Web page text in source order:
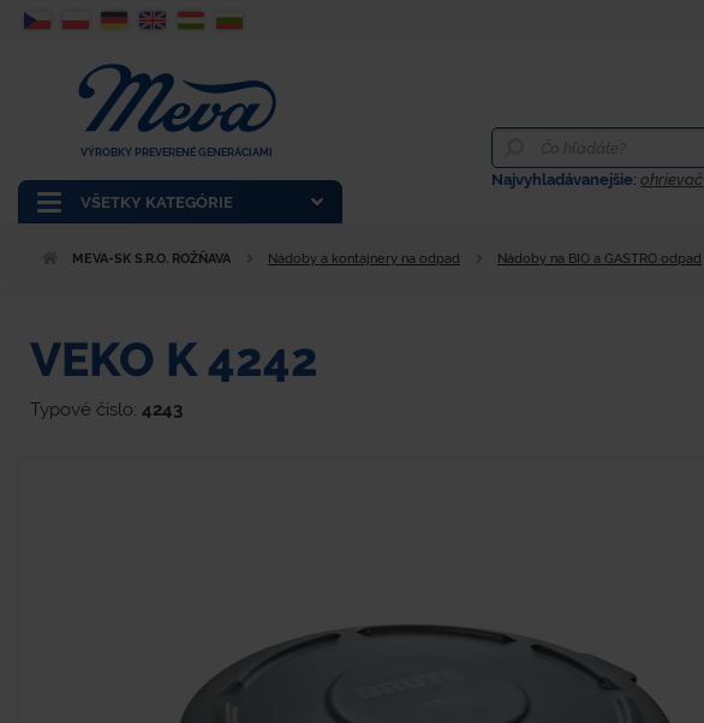
VŠETKY KATEGÓRIE
VÝROBKY PREVERENÉ GENERÁCIAMI
Najvyhladávanejšie:ohrievač
MEVA-SK S.R.O. ROŽŇAVA Nádoby a kontajnery na odpad Nádoby na BIO a GASTRO odpad
VEKO K 4242
Typové číslo: 4243